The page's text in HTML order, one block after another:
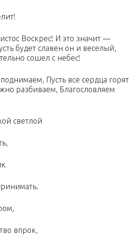
Воскрес! И это значит —
будет славен он и веселый,
сошел с небес!
Пусть все сердца горят
разбиваем, Благословляем
светлой
впрок,